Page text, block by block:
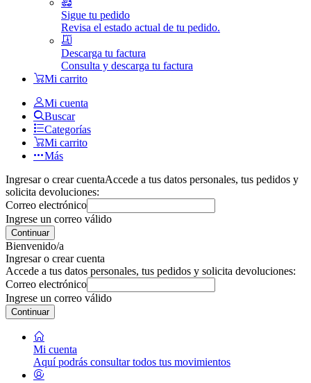
Sigue tu pedido
Revisa el estado actual de tu pedido.
Descarga tu factura
Consulta y descarga tu factura
Mi carrito
Mi cuenta
Buscar
Categorías
Mi carrito
Más
Ingresar o crear cuentaAccede a tus datos personales, tus pedidos y
solicita devoluciones:
Correo electrónico
Ingrese un correo válido
Continuar
Bienvenido/a
Ingresar o crear cuenta
Accede a tus datos personales, tus pedidos y solicita devoluciones:
Correo electrónico
Ingrese un correo válido
Continuar
Mi cuenta
Aquí podrás consultar todos tus movimientos